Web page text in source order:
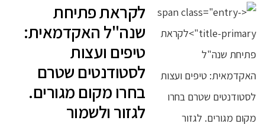
לקראת פתיחת
שנה"ל האקדמאית:
טיפים ועצות
לסטודנטים שטרם
בחרו מקום מגורים.
לגזור ולשמור